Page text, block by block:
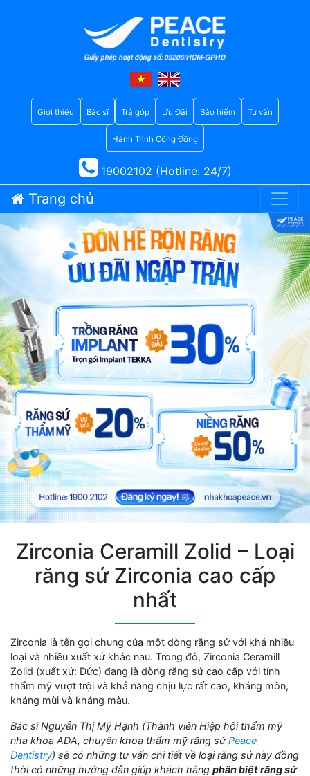
Giới thiệu Bác sĩ Trả góp Ưu Đãi Bảo hiểm Tư vấn
Hành Trình Cộng Đồng
19002102 (Hotline: 24/7)
Trang chủ
Zirconia Ceramill Zolid – Loại
răng sứ Zirconia cao cấp
nhất
Zirconia là tên gọi chung của một dòng răng sứ với khá nhiều
loại và nhiều xuất xứ khác nau. Trong đó, Zirconia Ceramill
Zolid (xuất xứ: Đức) đang là dòng răng sứ cao cấp với tính
thẩm mỹ vượt trội và khả năng chịu lực rất cao, kháng mòn,
kháng mùi và kháng màu.
Bác sĩ Nguyễn Thị Mỹ Hạnh (Thành viên Hiệp hội thẩm mỹ
nha khoa ADA, chuyên khoa thẩm mỹ răng sứPeace
Dentistry) sẽ có những tư vấn chi tiết về loại răng sứ này đồng
thời có những hướng dẫn giúp khách hàng phân biệt răng sứ